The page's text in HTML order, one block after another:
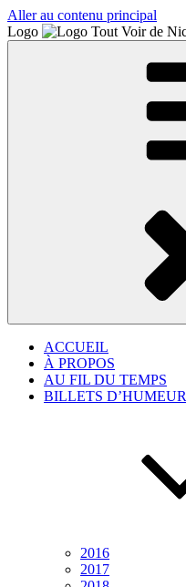
Aller au contenu principal
Logo
ACCUEIL
À PROPOS
AU FIL DU TEMPS
BILLETS D’HUMEUR
2016
2017